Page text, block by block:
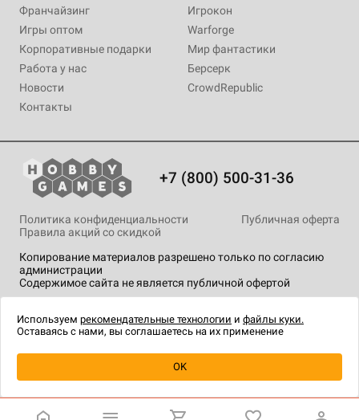
Франчайзинг
Игры оптом
Корпоративные подарки
Работа у нас
Новости
Контакты
Игрокон
Warforge
Мир фантастики
Берсерк
CrowdRepublic
+7 (800) 500-31-36
Копирование материалов разрешено только по согласию
администрации
Содержимое сайта не является публичной офертой
Политика конфиденциальности
Публичная оферта
Правила акций со скидкой
технологии .
Используем рекомендательные технологии и файлы куки.
Оставаясь с нами, вы соглашаетесь на их применение
OK